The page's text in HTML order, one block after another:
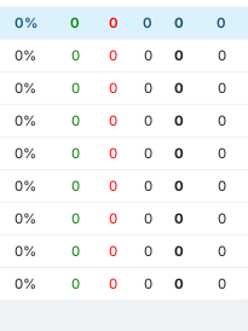
0% 0 0 0 0
0
0% 0 0 0 0
0
0% 0 0 0 0
0
0% 0 0 0 0
0
0% 0 0 0 0
0
0% 0 0 0 0
0
0% 0 0 0 0
0
0% 0 0 0 0
0
0% 0 0 0 0 0